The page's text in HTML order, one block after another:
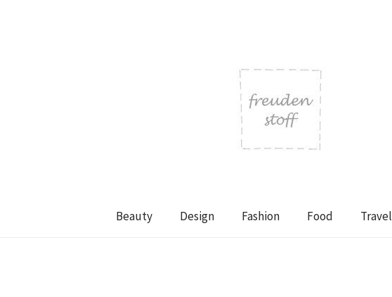
Beauty Design Fashion Food Travel